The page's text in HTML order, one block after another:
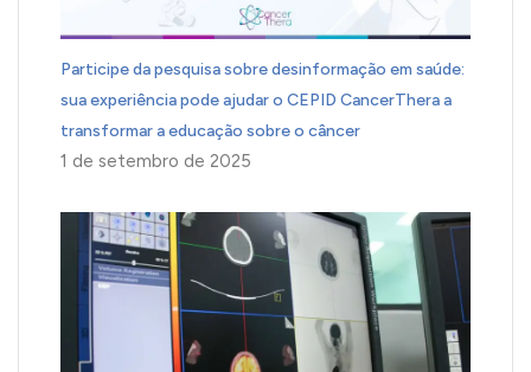
Participe da pesquisa sobre desinformação em saúde:
sua experiência pode ajudar o CEPID CancerThera a
transformar a educação sobre o câncer
1 de setembro de 2025